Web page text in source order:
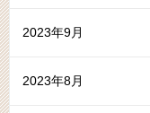
2023年9月
2023年8月